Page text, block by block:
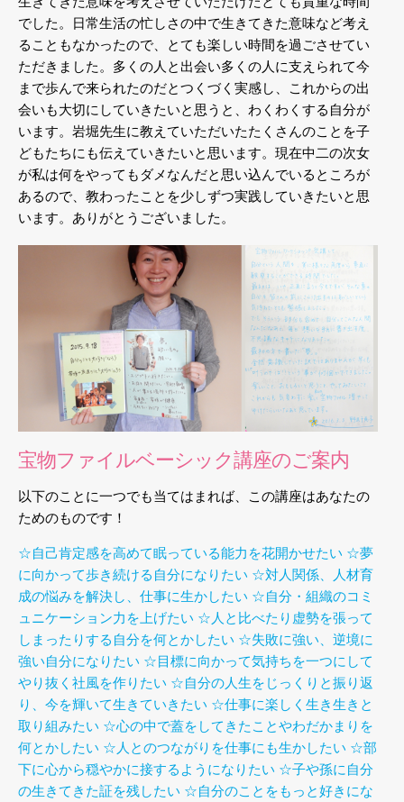
でした。日常生活の忙しさの中で生きてきた意味など考え
ることもなかったので、とても楽しい時間を過ごさせてい
ただきました。多くの人と出会い多くの人に支えられて今
まで歩んで来られたのだとつくづく実感し、これからの出
会いも大切にしていきたいと思うと、わくわくする自分が
います。岩堀先生に教えていただいたたくさんのことを子
どもたちにも伝えていきたいと思います。現在中二の次女
が私は何をやってもダメなんだと思い込んでいるところが
あるので、教わったことを少しずつ実践していきたいと思
います。ありがとうございました。
宝物ファイルベーシック講座のご案内
以下のことに一つでも当てはまれば、この講座はあなたの
ためのものです！
☆自己肯定感を高めて眠っている能力を花開かせたい ☆夢
に向かって歩き続ける自分になりたい ☆対人関係、人材育
成の悩みを解決し、仕事に生かしたい ☆自分・組織のコミ
ュニケーション力を上げたい ☆人と比べたり虚勢を張って
しまったりする自分を何とかしたい ☆失敗に強い、逆境に
強い自分になりたい ☆目標に向かって気持ちを一つにして
やり抜く社風を作りたい ☆自分の人生をじっくりと振り返
り、今を輝いて生きていきたい ☆仕事に楽しく生き生きと
取り組みたい ☆心の中で蓋をしてきたことやわだかまりを
何とかしたい ☆人とのつながりを仕事にも生かしたい ☆部
下に心から穏やかに接するようになりたい ☆子や孫に自分
の生きてきた証を残したい ☆自分のことをもっと好きにな